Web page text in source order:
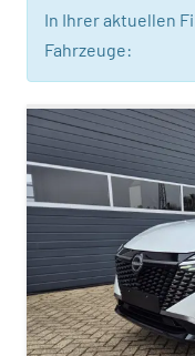
In Ihrer aktuellen
Fahrzeuge: